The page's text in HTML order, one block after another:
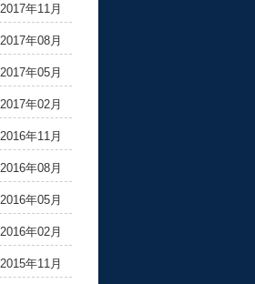
2017年11月
2017年08月
2017年05月
2017年02月
2016年11月
2016年08月
2016年05月
2016年02月
2015年11月